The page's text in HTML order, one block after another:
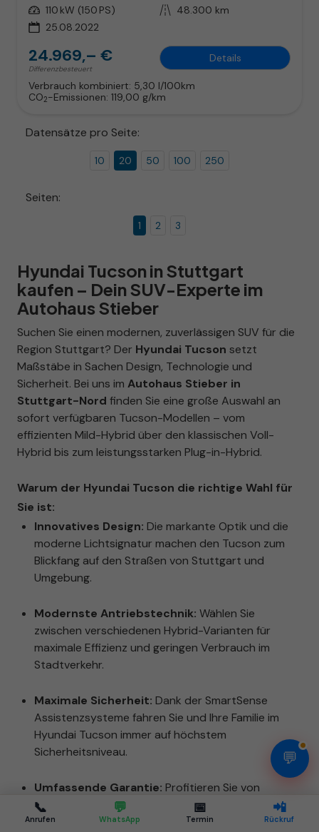
Leistung 110 kW (150 PS) Kilometerstand 48.300 km
25.08.2022
24.969,– €
Differenzbesteuert
Details
Verbrauch kombiniert: 5,30 l/100km
CO2-Emissionen: 119,00 g/km
Datensätze pro Seite:
10 20 50 100 250
Seiten:
1 2 3
Hyundai Tucson in Stuttgart
kaufen – Dein SUV-Experte im
Autohaus Stieber
Suchen Sie einen modernen, zuverlässigen SUV für die
Region Stuttgart? Der Hyundai Tucson setzt
Maßstäbe in Sachen Design, Technologie und
Sicherheit. Bei uns im Autohaus Stieber in
Stuttgart-Nord finden Sie eine große Auswahl an
sofort verfügbaren Tucson-Modellen – vom
effizienten Mild-Hybrid über den klassischen Voll-
Hybrid bis zum leistungsstarken Plug-in-Hybrid.
Warum der Hyundai Tucson die richtige Wahl für
Sie ist:
Innovatives Design: Die markante Optik und die
moderne Lichtsignatur machen den Tucson zum
Blickfang auf den Straßen von Stuttgart und
Umgebung.
Modernste Antriebstechnik: Wählen Sie
zwischen verschiedenen Hybrid-Varianten für
maximale Effizienz und geringen Verbrauch im
Stadtverkehr.
Maximale Sicherheit: Dank der SmartSense
Assistenzsysteme fahren Sie und Ihre Familie im
Hyundai Tucson immer auf höchstem
Sicherheitsniveau.
Umfassende Garantie: Profitieren Sie von
attraktiven Garantieleistungen für ein langfristig
sorgenfreies Fahrerlebnis.
📞
Anrufen
💬
WhatsApp
📅
Termin
📲
Rückruf
💬